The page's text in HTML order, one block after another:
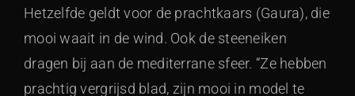
Hetzelfde geldt voor de prachtkaars (Gaura), die
mooi waait in de wind. Ook de steeneiken
dragen bij aan de mediterrane sfeer. “Ze hebben
prachtig vergrijsd blad, zijn mooi in model te